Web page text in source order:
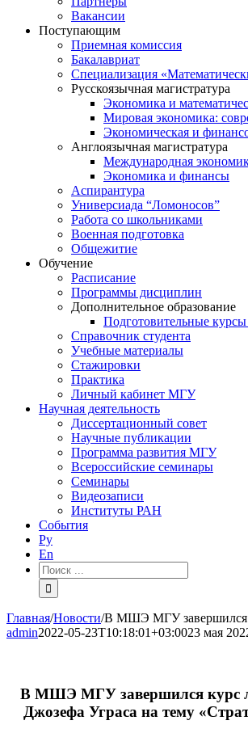
Вакансии
Поступающим
Приемная комиссия
Бакалавриат
Специализация
Русскоязычная магистратура
Экономика и
Мировая экономика:
Экономическая и
Англоязычная магистратура
Международная
Экономика и финансы
Аспирантура
Универсиада “Ломоносов”
Работа со школьниками
Военная подготовка
Общежитие
Обучение
Расписание
Программы дисциплин
Дополнительное образование
Подготовительные
Справочник студента
Учебные материалы
Стажировки
Практика
Личный кабинет МГУ
Научная деятельность
Диссертационный совет
Научные публикации
Программа развития МГУ
Всероссийские семинары
Семинары
Видеозаписи
Институты РАН
События
Ру
En
Результат
поиска:
Главная/Новости/В МШЭ МГУ завершился
admin2022-05-23T10:18:01+03:0023 мая
В МШЭ МГУ завершился курс
Джозефа Уграса на тему